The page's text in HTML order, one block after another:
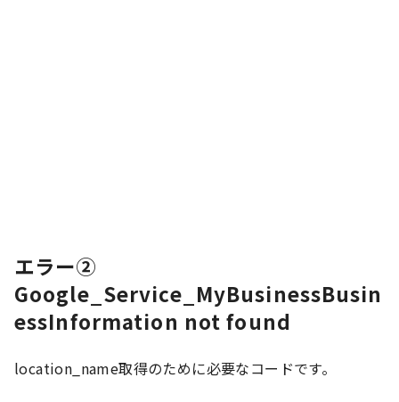
エラー②
Google_Service_MyBusinessBusin
essInformation not found
location_name取得のために必要なコードです。